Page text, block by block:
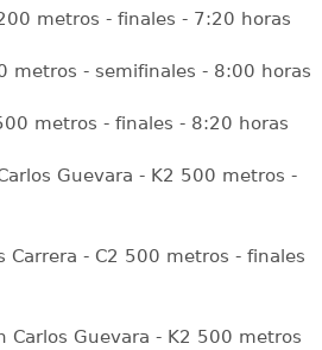
metros - finales - 7:20 horas
metros - semifinales - 8:00 horas
metros - finales - 8:20 horas
Guevara - K2 500 metros -
Carrera - C2 500 metros - finales
Carlos Guevara - K2 500 metros